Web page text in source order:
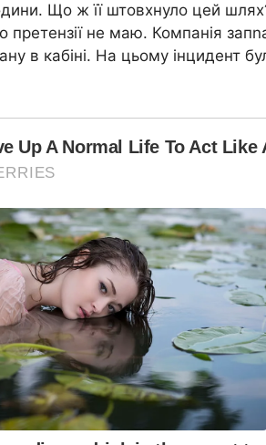
Що ж її штовхнуло цей
претензії не маю. Компанія
в кабіні. На цьому інцидент